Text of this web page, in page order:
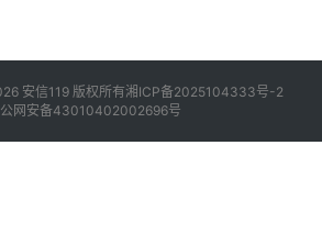
安信119 版权所有湘ICP备2025104333号-2
网安备43010402002696号